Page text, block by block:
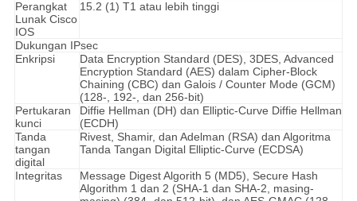
Perangkat
Lunak Cisco
IOS
15.2 (1) T1 atau lebih tinggi
Dukungan IPsec
Enkripsi
Data Encryption Standard (DES), 3DES, Advanced
Encryption Standard (AES) dalam Cipher-Block
Chaining (CBC) dan Galois / Counter Mode (GCM)
(128-, 192-, dan 256-bit)
Pertukaran
kunci
Diffie Hellman (DH) dan Elliptic-Curve Diffie Hellman
(ECDH)
Tanda
tangan
digital
Rivest, Shamir, dan Adelman (RSA) dan Algoritma
Tanda Tangan Digital Elliptic-Curve (ECDSA)
Integritas
Message Digest Algorith 5 (MD5), Secure Hash
Algorithm 1 dan 2 (SHA-1 dan SHA-2, masing-